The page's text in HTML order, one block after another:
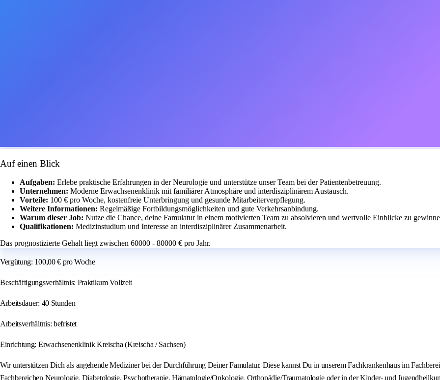
Auf einen Blick
Aufgaben: Erlebe praktische Erfahrungen in der Neurologie und unterstütze unser Team bei der Patientenbetreuung.
Unternehmen: Moderne Erwachsenenklinik mit familiärer Atmosphäre und interdisziplinärem Austausch.
Vorteile: 100 € pro Woche, kostenfreie Unterbringung und gesunde Mitarbeiterverpflegung.
Weitere Informationen: Regelmäßige Fortbildungsmöglichkeiten und gute Verkehrsanbindung.
Warum dieser Job: Nutze die Chance, deine Famulatur in einem motivierten Team zu absolvieren und wertvolle Einblicke zu
Qualifikationen: Medizinstudium und Interesse an interdisziplinärer Zusammenarbeit.
Das prognostizierte Gehalt liegt zwischen 60000 - 80000 € pro Jahr.
Vergütung: 100,00 € pro Woche
Beschäftigungsverhältnis: Praktikum Vollzeit
Arbeitsdauer: 40 Stunden
Arbeitsverhältnis: befristet
Einrichtung: Erwachsenenklinik Kreischa (Kreischa / Sachsen)
Wir unterstützen Dich als angehende Mediziner bei der Durchführung Deiner Famulatur. Diese kannst Du in unserem Fachkrankenhaus im
Fachbereichen Neurologie, Diabetologie, Psychotherapie, Hämatologie/Onkologie, Orthopädie/Traumatologie oder in der Kinder- und